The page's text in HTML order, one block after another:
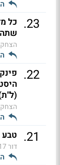
23
. כל
22
.
21
. טבע
דור